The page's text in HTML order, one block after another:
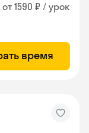
от 1590 ₽ / урок
время